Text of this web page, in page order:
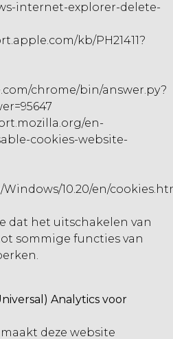
internet-explorer-delete-
kb/PH21411?
chrome/bin/answer.py?
en-
cookies-website-
10.20/en/
dat het uitschakelen van
sommige functies van
Analytics voor
deze website